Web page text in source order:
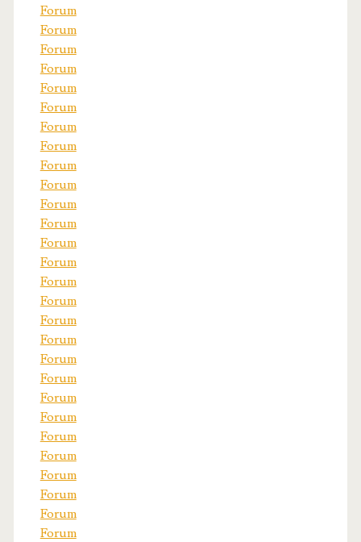
Forum
Forum
Forum
Forum
Forum
Forum
Forum
Forum
Forum
Forum
Forum
Forum
Forum
Forum
Forum
Forum
Forum
Forum
Forum
Forum
Forum
Forum
Forum
Forum
Forum
Forum
Forum
Forum